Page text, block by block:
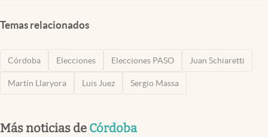
Temas relacionados
Córdoba Elecciones Elecciones PASO Juan Schiaretti
Martín Llaryora Luis Juez Sergio Massa
Más noticias de Córdoba